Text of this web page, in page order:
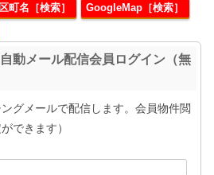
町名［検索］
GoogleMap［検索］
動メール配信会員ログイン（無
グメールで配信します。会員物件閲
できます）